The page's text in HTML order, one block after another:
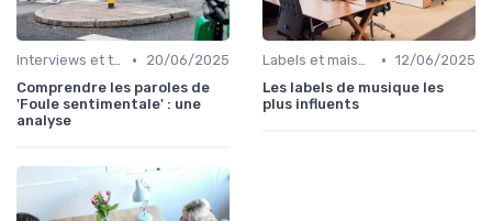
Interviews et témoignages •
20/06/2025
Comprendre les paroles de
'Foule sentimentale' : une
analyse
Labels et maisons de disques • 12/06/2025
Les labels de musique les
plus influents